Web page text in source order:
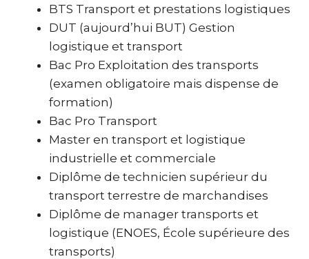
BTS Transport et prestations logistiques
DUT (aujourd’hui BUT) Gestion
logistique et transport
Bac Pro Exploitation des transports
(examen obligatoire mais dispense de
formation)
Bac Pro Transport
Master en transport et logistique
industrielle et commerciale
Diplôme de technicien supérieur du
transport terrestre de marchandises
Diplôme de manager transports et
logistique (ENOES, École supérieure des
transports)